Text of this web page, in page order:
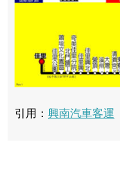
引用： 興南汽車客運